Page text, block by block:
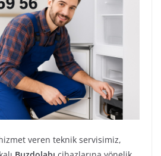
veren teknik servisimiz,